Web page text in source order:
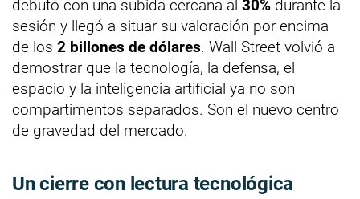
debutó con una subida cercana al 30% durante la
sesión y llegó a situar su valoración por encima
de los 2 billones de dólares. Wall Street volvió a
demostrar que la tecnología, la defensa, el
espacio y la inteligencia artificial ya no son
compartimentos separados. Son el nuevo centro
de gravedad del mercado.
Un cierre con lectura tecnológica